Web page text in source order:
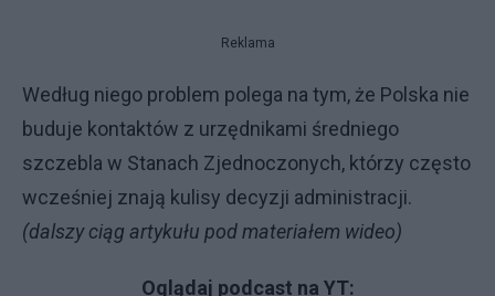
Reklama
Według niego problem polega na tym, że Polska nie
buduje kontaktów z urzędnikami średniego
szczebla w Stanach Zjednoczonych, którzy często
wcześniej znają kulisy decyzji administracji.
(dalszy ciąg artykułu pod materiałem wideo)
Oglądaj podcast na YT: